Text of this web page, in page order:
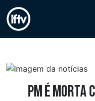
PM é morta